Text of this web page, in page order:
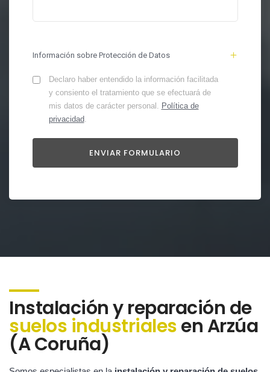
Información sobre Protección de Datos
Declaro haber entendido la información facilitada
y consiento el tratamiento que se efectuará de
mis datos de carácter personal. Política de
privacidad.
Instalación y reparación de
suelos industrialesen Arzúa
(A Coruña)